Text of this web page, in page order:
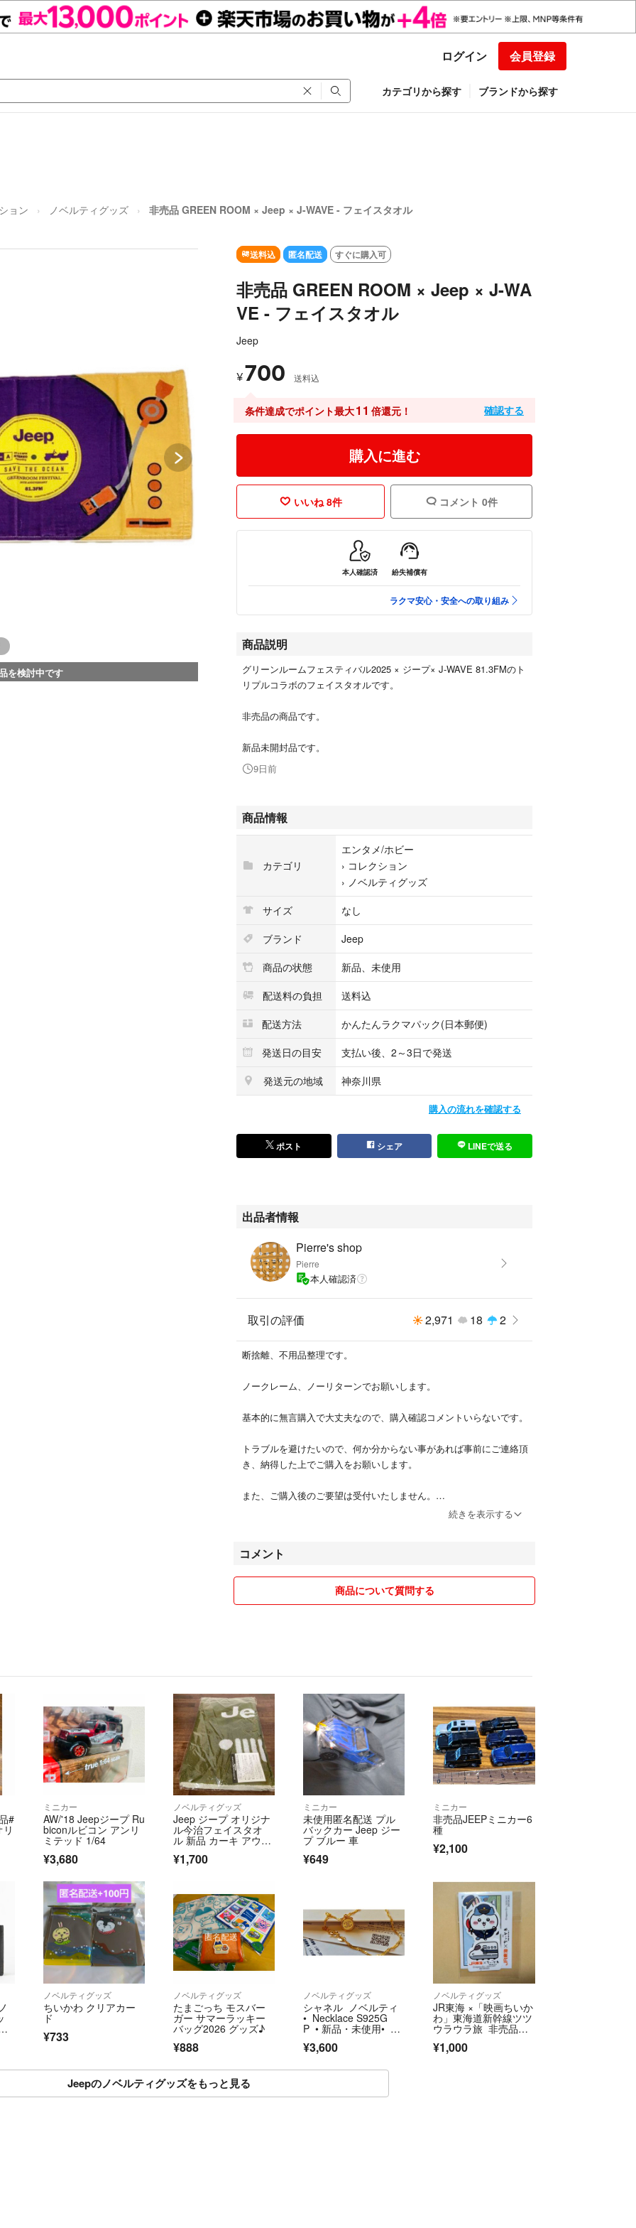
ログイン 会員登録
カテゴリから探す ブランドから探す
ョン ノベルティグッズ 非売品 GREEN ROOM × Jeep × J-WAVE - フェイスタオル
を検討中です
送料込 匿名配送 すぐに購入可
非売品 GREEN ROOM × Jeep × J-WA
VE - フェイスタオル
Jeep
¥700 送料込
条件達成でポイント最大11 倍還元！ 確認する
購入に進む
いいね 8件 コメント 0件
本人確認済 紛失補償有
ラクマ安心・安全への取り組み
商品説明
グリーンルームフェスティバル2025 × ジープ× J-WAVE 81.3FMのト
リプルコラボのフェイスタオルです。
非売品の商品です。
新品未開封品です。
9日前
商品情報
カテゴリ
エンタメ/ホビー
› コレクション
› ノベルティグッズ
サイズ
なし
ブランド
Jeep
商品の状態
新品、未使用
配送料の負担
送料込
配送方法
かんたんラクマパック(日本郵便)
発送日の目安
支払い後、2～3日で発送
発送元の地域
神奈川県
購入の流れを確認する
ポスト シェア LINEで送る
出品者情報
Pierre's shop
Pierre
本人確認済
取引の評価 2,971 18 2
断捨離、不用品整理です。
ノークレーム、ノーリターンでお願いします。
基本的に無言購入で大丈夫なので、購入確認コメントいらないです。
トラブルを避けたいので、何か分からない事があれば事前にご連絡頂
き、納得した上でご購入をお願いします。
また、ご購入後のご要望は受付いたしません。
発送方法は、なるべく最安値で送らせて頂きますのでご了承くださ
続きを表示する
コメント
商品について質問する
#
ミニカー
AW/'18 Jeepジープ Ru
biconルビコン アンリ
ミテッド 1/64
¥3,680
ノベルティグッズ
Jeep ジープ オリジナ
ル今治フェイスタオ
ル 新品 カーキ アウト
¥1,700
ミニカー
未使用匿名配送 プル
バックカー Jeep ジー
プ ブルー 車
¥649
ミニカー
非売品JEEPミニカー6
種
¥2,100
ノベルティグッズ
ちいかわ クリアカー
ド
¥733
ノベルティグッズ
たまごっち モスバー
ガー サマーラッキー
バッグ2026 グッズ♪
¥888
ノベルティグッズ
シャネル ノベルティ
• Necklace S925G
P • 新品・未使用• CH
ANEL
¥3,600
ノベルティグッズ
JR東海 ×「映画ちいか
わ」東海道新幹線ツツ
ウラウラ旅 非売品特
典第1弾オリジナルダ
イカットステッカー 4
¥1,000
Jeepのノベルティグッズをもっと見る